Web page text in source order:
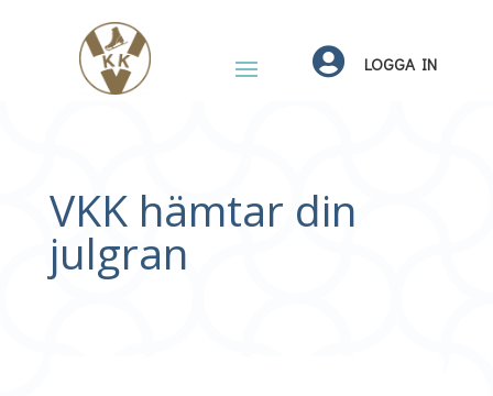
 LOGGA IN
VKK hämtar din
julgran